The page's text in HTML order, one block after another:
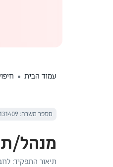
עמוד הבית
מספר משרה: 131409
מנהל/ת
תיאור התפקיד: